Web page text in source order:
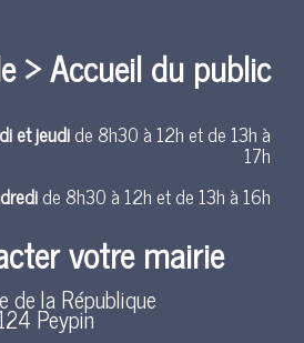
> Accueil du public
et jeudide 8h30 à 12h et de 13h à
17h
de 8h30 à 12h et de 13h à 16h
votre mairie
de la République
Peypin